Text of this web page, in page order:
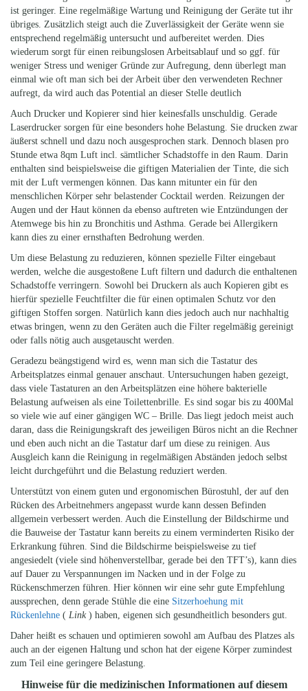
ist geringer. Eine regelmäßige Wartung und Reinigung der Geräte tut ihr
übriges. Zusätzlich steigt auch die Zuverlässigkeit der Geräte wenn sie
entsprechend regelmäßig untersucht und aufbereitet werden. Dies
wiederum sorgt für einen reibungslosen Arbeitsablauf und so ggf. für
weniger Stress und weniger Gründe zur Aufregung, denn überlegt man
einmal wie oft man sich bei der Arbeit über den verwendeten Rechner
aufregt, da wird auch das Potential an dieser Stelle deutlich
Auch Drucker und Kopierer sind hier keinesfalls unschuldig. Gerade
Laserdrucker sorgen für eine besonders hohe Belastung. Sie drucken zwar
äußerst schnell und dazu noch ausgesprochen stark. Dennoch blasen pro
Stunde etwa 8qm Luft incl. sämtlicher Schadstoffe in den Raum. Darin
enthalten sind beispielsweise die giftigen Materialien der Tinte, die sich
mit der Luft vermengen können. Das kann mitunter ein für den
menschlichen Körper sehr belastender Cocktail werden. Reizungen der
Augen und der Haut können da ebenso auftreten wie Entzündungen der
Atemwege bis hin zu Bronchitis und Asthma. Gerade bei Allergikern
kann dies zu einer ernsthaften Bedrohung werden.
Um diese Belastung zu reduzieren, können spezielle Filter eingebaut
werden, welche die ausgestoßene Luft filtern und dadurch die enthaltenen
Schadstoffe verringern. Sowohl bei Druckern als auch Kopieren gibt es
hierfür spezielle Feuchtfilter die für einen optimalen Schutz vor den
giftigen Stoffen sorgen. Natürlich kann dies jedoch auch nur nachhaltig
etwas bringen, wenn zu den Geräten auch die Filter regelmäßig gereinigt
oder falls nötig auch ausgetauscht werden.
Geradezu beängstigend wird es, wenn man sich die Tastatur des
Arbeitsplatzes einmal genauer anschaut. Untersuchungen haben gezeigt,
dass viele Tastaturen an den Arbeitsplätzen eine höhere bakterielle
Belastung aufweisen als eine Toilettenbrille. Es sind sogar bis zu 400Mal
so viele wie auf einer gängigen WC – Brille. Das liegt jedoch meist auch
daran, dass die Reinigungskraft des jeweiligen Büros nicht an die Rechner
und eben auch nicht an die Tastatur darf um diese zu reinigen. Aus
Ausgleich kann die Reinigung in regelmäßigen Abständen jedoch selbst
leicht durchgeführt und die Belastung reduziert werden.
Unterstützt von einem guten und ergonomischen Bürostuhl, der auf den
Rücken des Arbeitnehmers angepasst wurde kann dessen Befinden
allgemein verbessert werden. Auch die Einstellung der Bildschirme und
die Bauweise der Tastatur kann bereits zu einem verminderten Risiko der
Erkrankung führen. Sind die Bildschirme beispielsweise zu tief
angesiedelt (viele sind höhenverstellbar, gerade bei den TFT’s), kann dies
auf Dauer zu Verspannungen im Nacken und in der Folge zu
Rückenschmerzen führen. Hier können wir eine sehr gute Empfehlung
aussprechen, denn gerade Stühle die eine Sitzerhoehung mit
Rückenlehne ( Link) haben, eigenen sich gesundheitlich besonders gut.
Daher heißt es schauen und optimieren sowohl am Aufbau des Platzes als
auch an der eigenen Haltung und schon hat der eigene Körper zumindest
zum Teil eine geringere Belastung.
Hinweise für die medizinischen Informationen auf diesem